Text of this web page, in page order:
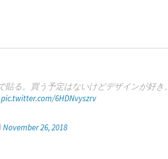
る。買う予定はないけどデザインが好き。
pic.twitter.com/6HDNvyszrv
November 26, 2018